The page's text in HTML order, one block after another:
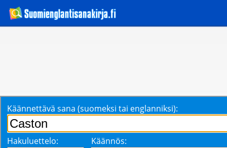
Käännettävä sana (suomeksi tai englanniksi):
Hakuluettelo: Käännös: